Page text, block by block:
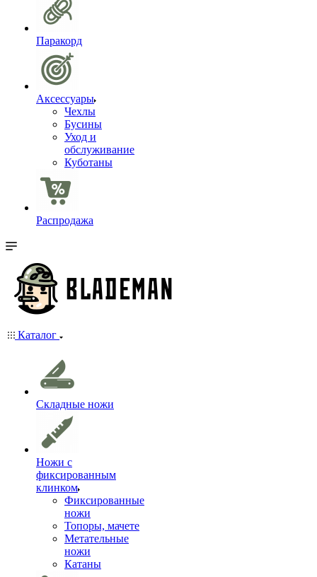
Паракорд
Аксессуары
Чехлы
Бусины
Уход и
обслуживание
Куботаны
Распродажа
Каталог
Складные ножи
Ножи с
фиксированным
клинком
Фиксированные
ножи
Топоры, мачете
Метательные
ножи
Катаны